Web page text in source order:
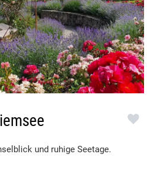
und ruhige Seetage.